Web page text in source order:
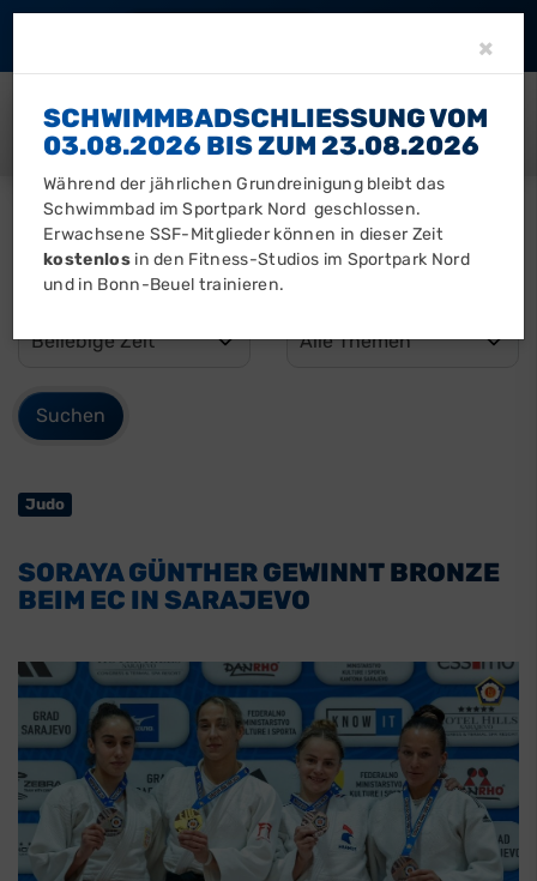
Judo
SORAYA GÜNTHER GEWINNT BRONZE
BEIM EC IN SARAJEVO
×
SCHWIMMBADSCHLIESSUNG VOM 0
3.08.2026 BIS ZUM 23.08.2026
Während der jährlichen Grundreinigung bleibt das
Schwimmbad im Sportpark Nord geschlossen.
Erwachsene SSF-Mitglieder können in dieser Zeit
kostenlosin den Fitness-Studios im Sportpark Nord
und in Bonn-Beuel trainieren.